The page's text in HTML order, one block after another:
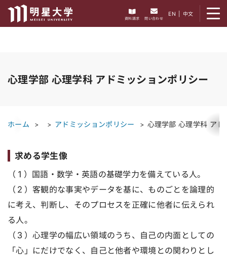
資料請求 問い合わせ
EN 中文
心理学部 心理学科 アドミッションポリシー
ホーム アドミッションポリシー 心理学部 心理学科 アド
求める学生像
（１）国語・数学・英語の基礎学力を備えている人。
（２）客観的な事実やデータを基に、ものごとを論理的
に考え、判断し、そのプロセスを正確に他者に伝えられ
る人。
（３）心理学の幅広い領域のうち、自己の内面としての
「心」にだけでなく、自己と他者や環境との関わりとし